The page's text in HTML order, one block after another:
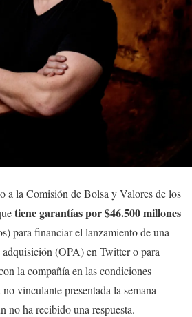
a la Comisión de Bolsa y Valores de los
tiene garantías por $46.500 millones
para financiar el lanzamiento de una
(OPA) en Twitter o para
la compañía en las condiciones
vinculante presentada la semana
no ha recibido una respuesta.